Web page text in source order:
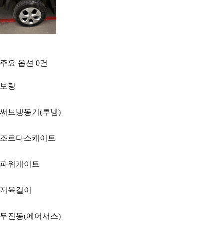
주요 옵션 0건
보링
써브냉동기(투냉)
조르다스케이트
파워게이트
지육걸이
무진동(에어서스)